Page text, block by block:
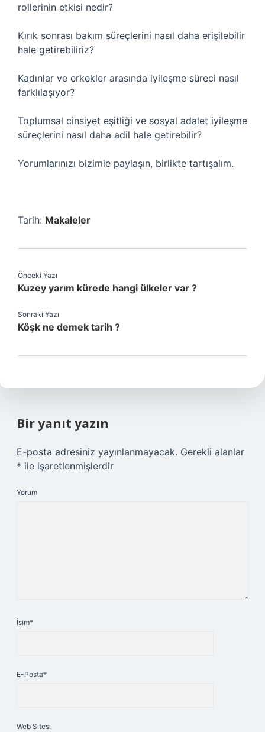
rollerinin etkisi nedir?
Kırık sonrası bakım süreçlerini nasıl daha erişilebilir
hale getirebiliriz?
Kadınlar ve erkekler arasında iyileşme süreci nasıl
farklılaşıyor?
Toplumsal cinsiyet eşitliği ve sosyal adalet iyileşme
süreçlerini nasıl daha adil hale getirebilir?
Yorumlarınızı bizimle paylaşın, birlikte tartışalım.
Tarih: Makaleler
Önceki Yazı
Kuzey yarım kürede hangi ülkeler var ?
Sonraki Yazı
Köşk ne demek tarih ?
Bir yanıt yazın
E-posta adresiniz yayınlanmayacak. Gerekli alanlar
* ile işaretlenmişlerdir
Yorum
İsim*
E-Posta*
Web Sitesi